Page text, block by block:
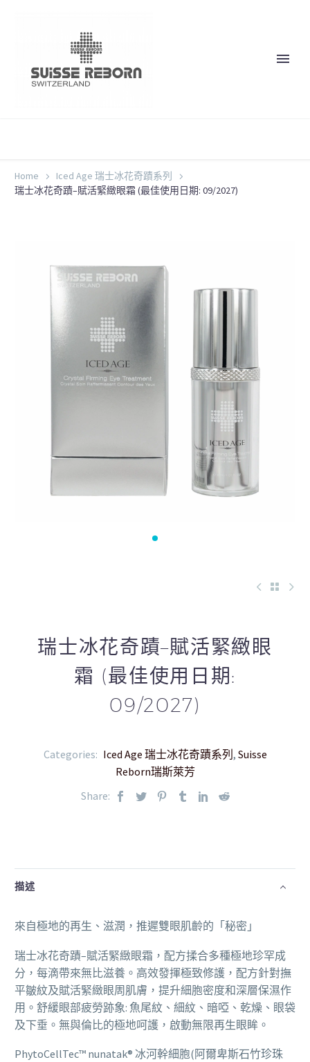
Home
Iced Age 瑞士冰花奇蹟系列
瑞士冰花奇蹟–賦活緊緻眼霜 (最佳使用日期: 09/2027)
瑞士冰花奇蹟–賦活緊緻眼
霜 (最佳使用日期:
09/2027)
Categories: Iced Age 瑞士冰花奇蹟系列 , Suisse
Reborn瑞斯萊芳
Share:
描述
來自極地的再生、滋潤，推遲雙眼肌齡的「秘密」
瑞士冰花奇蹟–賦活緊緻眼霜，配方揉合多種極地珍罕成
分，每滴帶來無比滋養。高效發揮極致修護，配方針對撫
平皺紋及賦活緊緻眼周肌膚，提升細胞密度和深層保濕作
用。舒緩眼部疲勞跡象: 魚尾紋、細紋、暗啞、乾燥、眼袋
及下垂。無與倫比的極地呵護，啟動無限再生眼眸。
PhytoCellTec™ nunatak® 冰河幹細胞(阿爾卑斯石竹珍珠